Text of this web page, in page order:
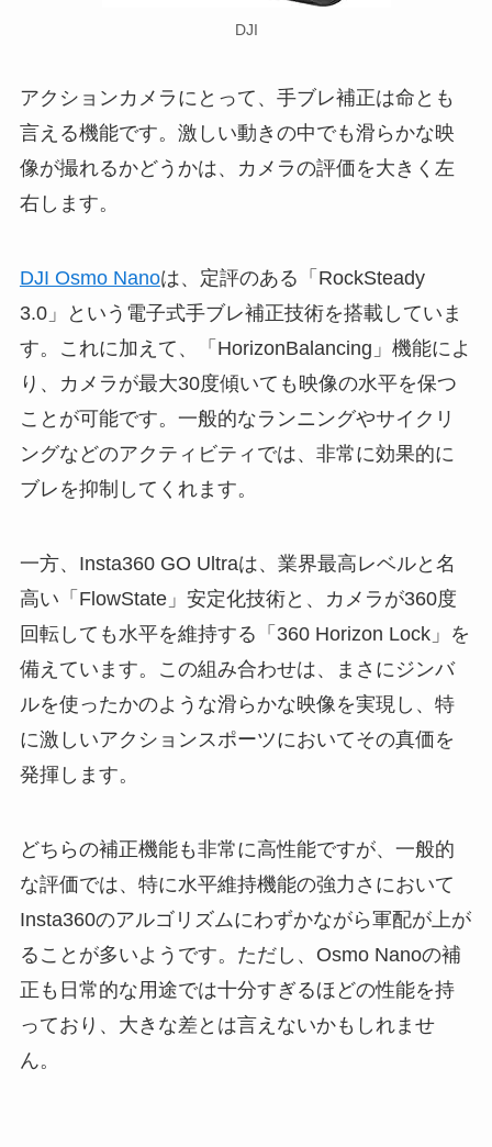
DJI
アクションカメラにとって、手ブレ補正は命とも
言える機能です。激しい動きの中でも滑らかな映
像が撮れるかどうかは、カメラの評価を大きく左
右します。
DJI Osmo Nanoは、定評のある「RockSteady
3.0」という電子式手ブレ補正技術を搭載していま
す。これに加えて、「HorizonBalancing」機能によ
り、カメラが最大30度傾いても映像の水平を保つ
ことが可能です。一般的なランニングやサイクリ
ングなどのアクティビティでは、非常に効果的に
ブレを抑制してくれます。
一方、Insta360 GO Ultraは、業界最高レベルと名
高い「FlowState」安定化技術と、カメラが360度
回転しても水平を維持する「360 Horizon Lock」を
備えています。この組み合わせは、まさにジンバ
ルを使ったかのような滑らかな映像を実現し、特
に激しいアクションスポーツにおいてその真価を
発揮します。
どちらの補正機能も非常に高性能ですが、一般的
な評価では、特に水平維持機能の強力さにおいて
Insta360のアルゴリズムにわずかながら軍配が上が
ることが多いようです。ただし、Osmo Nanoの補
正も日常的な用途では十分すぎるほどの性能を持
っており、大きな差とは言えないかもしれませ
ん。